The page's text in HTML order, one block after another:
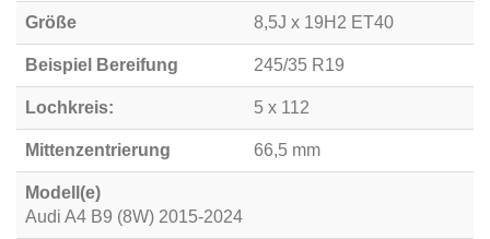
Größe 8,5J x 19H2 ET40
Beispiel Bereifung 245/35 R19
Lochkreis: 5 x 112
Mittenzentrierung 66,5 mm
Modell(e)
Audi A4 B9 (8W) 2015-2024